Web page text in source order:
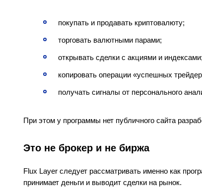
покупать и продавать криптовалюту;
торговать валютными парами;
открывать сделки с акциями и индексами;
копировать операции «успешных
получать сигналы от персонального
При этом у программы нет публичного сайта
Это не брокер и не биржа
Flux Layer следует рассматривать именно как
принимает деньги и выводит сделки на рынок.